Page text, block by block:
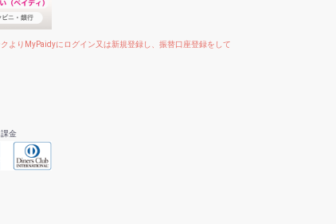
よりMyPaidyにログイン又は新規登録し、振替口座登録をして
金